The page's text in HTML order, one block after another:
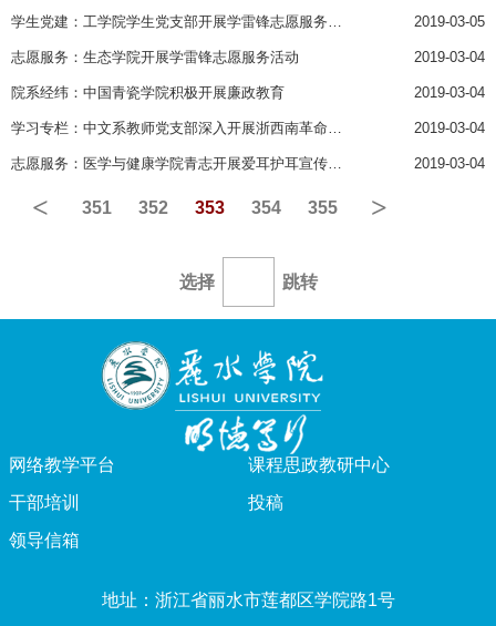
学生党建：工学院学生党支部开展学雷锋志愿服务活动 2019-03-05
志愿服务：生态学院开展学雷锋志愿服务活动 2019-03-04
院系经纬：中国青瓷学院积极开展廉政教育 2019-03-04
学习专栏：中文系教师党支部深入开展浙西南革命精神学习和研究 2019-03-04
志愿服务：医学与健康学院青志开展爱耳护耳宣传活动 2019-03-04
< 351 352 353 354 355 >
选择 跳转
网络教学平台
课程思政教研中心
干部培训
投稿
领导信箱
地址：浙江省丽水市莲都区学院路1号